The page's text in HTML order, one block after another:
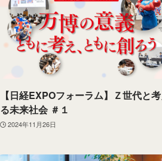
【日経EXPOフォーラム】Ｚ世代と考
る未来社会 ＃１
2024年11月26日